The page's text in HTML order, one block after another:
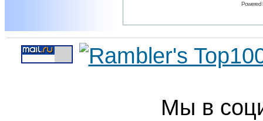
Powered
Мы в